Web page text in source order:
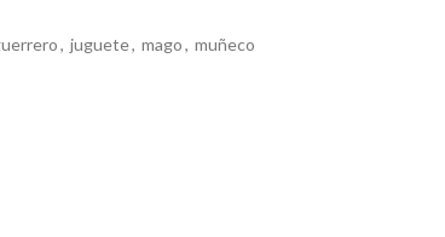
, juguete, mago, muñeco